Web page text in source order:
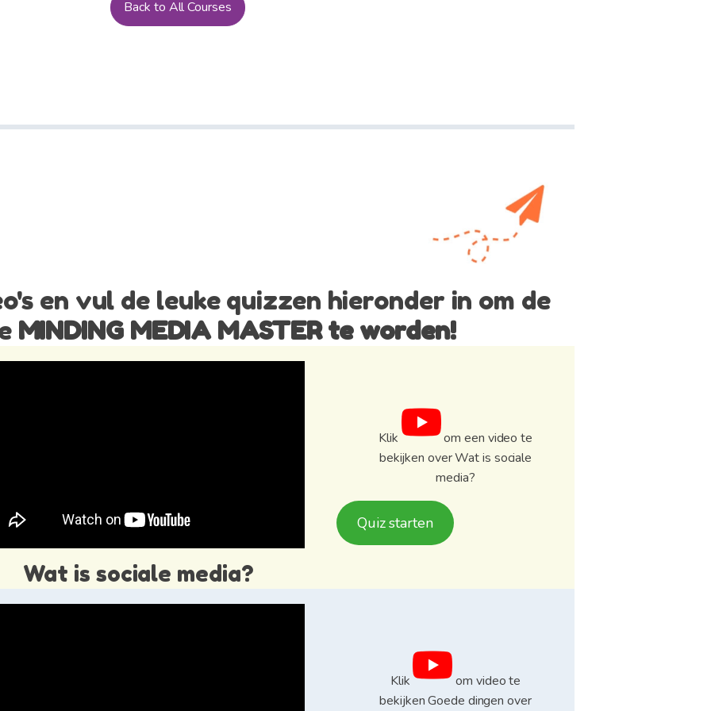
Back to All Courses
en vul de leuke quizzen hieronder in om de
MINDING MEDIA MASTER te worden!
Wat is sociale media?
Klik
om een ​​video te
bekijken over Wat is sociale
media?
Quiz starten
Klik
om video te
bekijken Goede dingen over